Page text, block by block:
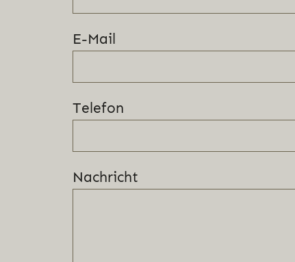
E-Mail
Telefon
Nachricht